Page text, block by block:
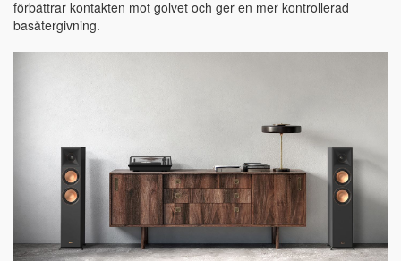
förbättrar kontakten mot golvet och ger en mer kontrollerad
basåtergivning.